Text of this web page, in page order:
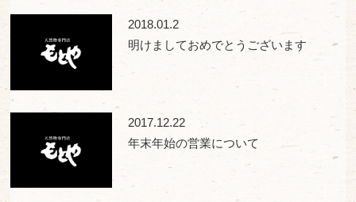
2018.01.2
明けましておめでとうございます
2017.12.22
年末年始の営業について